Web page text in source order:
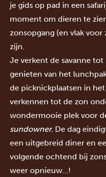
je gids op pad in een
moment om dieren te
zonsopgang (en vlak
zijn.
Je verkent de savanne
genieten van het
de picknickplaatsen in
verkennen tot de zon
wondermooie plek voor
sundowner. De dag
een uitgebreid diner en
volgende ochtend bij
weer opnieuw…!